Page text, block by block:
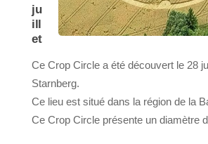
ju
ill
et
Ce Crop Circle a été découvert le 28
Starnberg.
Ce lieu est situé dans la région de la
Ce Crop Circle présente un diamètre